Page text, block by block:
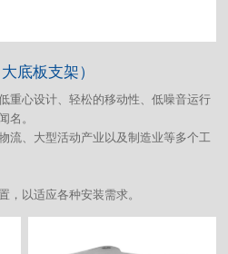
底板支架）
重心设计、轻松的移动性、低噪音运行
名。
流、大型活动产业以及制造业等多个工
，以适应各种安装需求。